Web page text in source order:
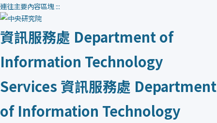
連往主要內容區塊:::
資訊服務處 Department of
Information Technology
Services 資訊服務處 Department
of Information Technology